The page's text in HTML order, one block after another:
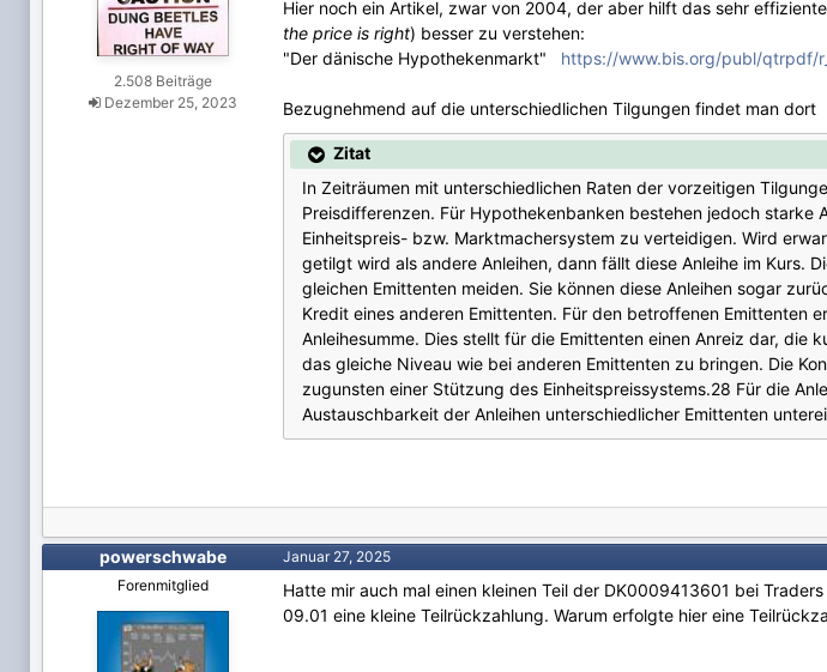
2.508 Beiträge
Dezember 25, 2023
Hier noch ein Artikel, zwar von 2004, der aber hilft das sehr
the price is right) besser zu verstehen:
"Der dänische Hypothekenmarkt" https://www.bis.org/publ/qtrpdf/
Bezugnehmend auf die unterschiedlichen Tilgungen findet man dort
Zitat
In Zeiträumen mit unterschiedlichen Raten der vorzeitigen
Preisdifferenzen. Für Hypothekenbanken bestehen jedoch starke
Einheitspreis- bzw. Marktmachersystem zu verteidigen. Wird
getilgt wird als andere Anleihen, dann fällt diese Anleihe im Kurs.
gleichen Emittenten meiden. Sie können diese Anleihen sogar
Kredit eines anderen Emittenten. Für den betroffenen Emittenten
Anleihesumme. Dies stellt für die Emittenten einen Anreiz dar,
das gleiche Niveau wie bei anderen Emittenten zu bringen. Die
zugunsten einer Stützung des Einheitspreissystems.28 Für die
Austauschbarkeit der Anleihen unterschiedlicher Emittenten
powerschwabe
Forenmitglied
Januar 27, 2025
Hatte mir auch mal einen kleinen Teil der DK0009413601 bei
09.01 eine kleine Teilrückzahlung. Warum erfolgte hier eine